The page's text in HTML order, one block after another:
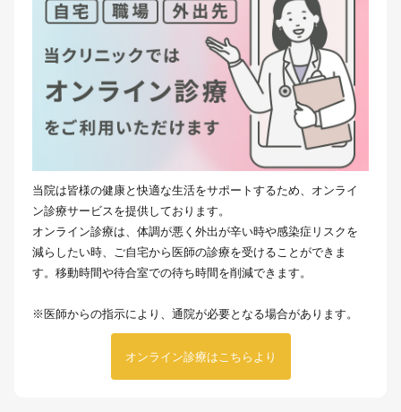
当院は皆様の健康と快適な生活をサポートするため、オンライ
ン診療サービスを提供しております。
オンライン診療は、体調が悪く外出が辛い時や感染症リスクを
減らしたい時、ご自宅から医師の診療を受けることができま
す。移動時間や待合室での待ち時間を削減できます。
※医師からの指示により、通院が必要となる場合があります。
オンライン診療はこちらより